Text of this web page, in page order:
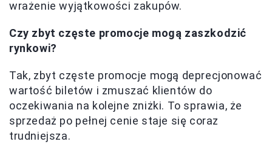
wrażenie wyjątkowości zakupów.
Czy zbyt częste promocje mogą zaszkodzić
rynkowi?
Tak, zbyt częste promocje mogą deprecjonować
wartość biletów i zmuszać klientów do
oczekiwania na kolejne zniżki. To sprawia, że
sprzedaż po pełnej cenie staje się coraz
trudniejsza.